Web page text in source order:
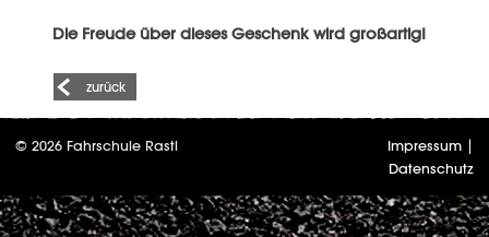
Die Freude über dieses Geschenk wird großartig!
zurück
© 2026 Fahrschule Rastl Impressum
Datenschutz